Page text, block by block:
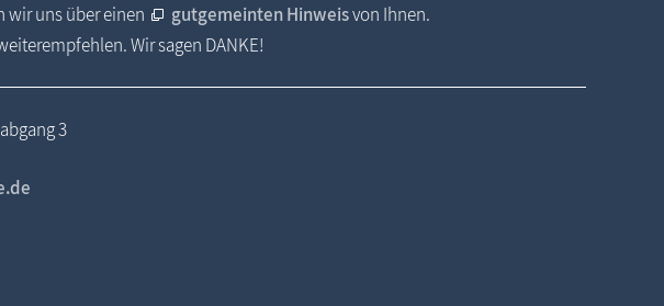
wir uns über einen gutgemeinten Hinweisvon Ihnen.
Wir sagen DANKE!
3